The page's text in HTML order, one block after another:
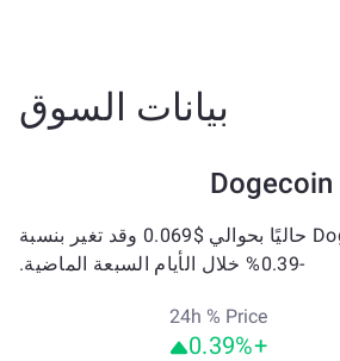
بيانات السوق
يتم تداول Dogecoin حاليًا بحوالي $0.069 وقد تغير بنسبة
-0.39% خلال الأيام السبعة الماضية.
24h % Price
+0.39%